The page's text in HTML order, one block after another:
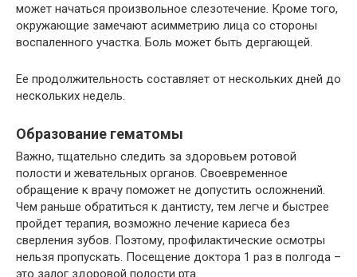
может начаться произвольное слезотечение. Кроме того,
окружающие замечают асимметрию лица со стороны
воспаленного участка. Боль может быть дергающей.
Ее продолжительность составляет от нескольких дней до
нескольких недель.
Образование гематомы
Важно, тщательно следить за здоровьем ротовой
полости и жевательных органов. Своевременное
обращение к врачу поможет не допустить осложнений.
Чем раньше обратиться к дантисту, тем легче и быстрее
пройдет терапия, возможно лечение кариеса без
сверления зубов. Поэтому, профилактические осмотры
нельзя пропускать. Посещение доктора 1 раз в полгода –
это залог здоровой полости рта.